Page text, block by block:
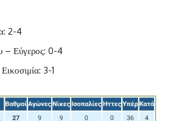
2-4
– Εύγερος: 0-4
3-1